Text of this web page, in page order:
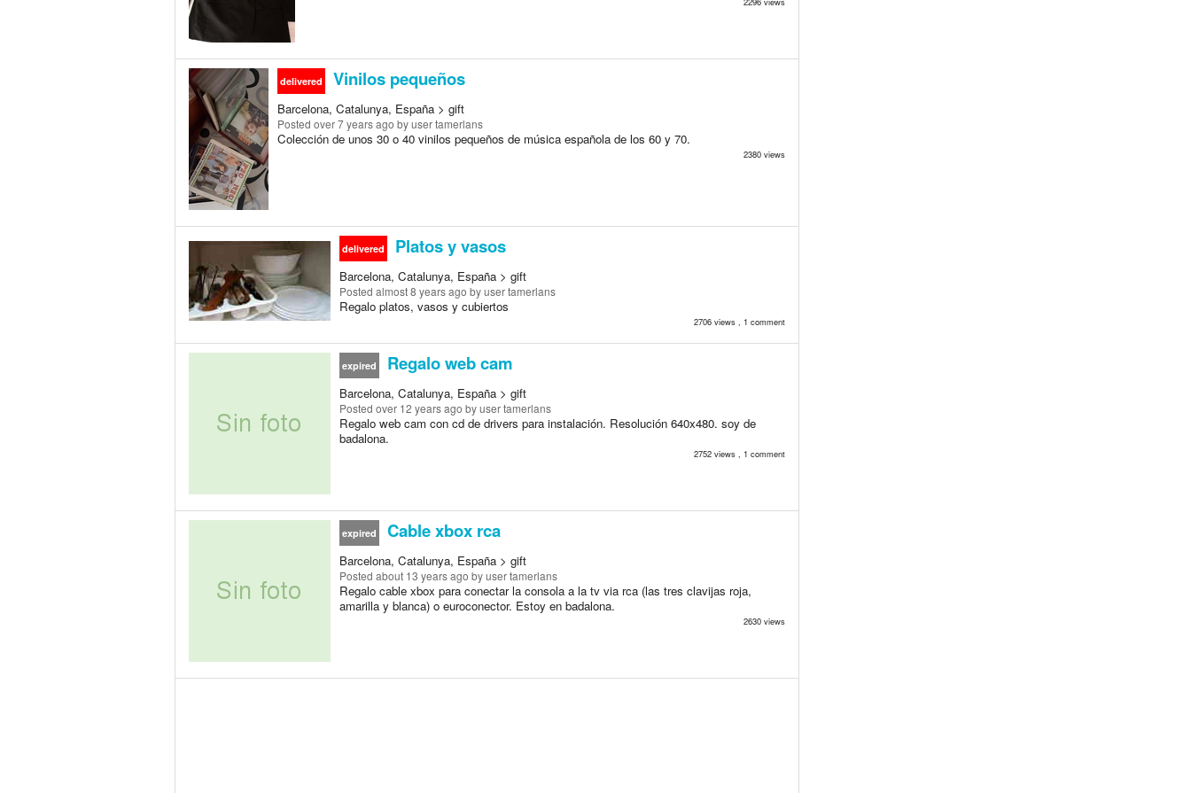
delivered Vinilos pequeños
Barcelona, Catalunya, España > gift
Posted over 7 years ago by user tamerlans
Colección de unos 30 o 40 vinilos pequeños de música española de los 60 y 70.
2380 views
delivered Platos y vasos
Barcelona, Catalunya, España > gift
Posted almost 8 years ago by user tamerlans
Regalo platos, vasos y cubiertos
2706 views , 1 comment
expired Regalo web cam
Barcelona, Catalunya, España > gift
Posted over 12 years ago by user tamerlans
Regalo web cam con cd de drivers para instalación. Resolución 640x480. soy de
badalona.
2752 views , 1 comment
expired Cable xbox rca
Barcelona, Catalunya, España > gift
Posted about 13 years ago by user tamerlans
Regalo cable xbox para conectar la consola a la tv via rca (las tres clavijas roja,
amarilla y blanca) o euroconector. Estoy en badalona.
2630 views